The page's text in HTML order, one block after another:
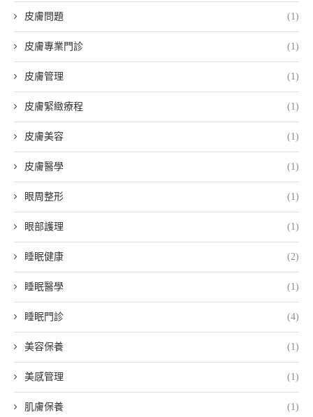
皮膚問題 (1)
皮膚專業門診 (1)
皮膚管理 (1)
皮膚緊緻療程 (1)
皮膚美容 (1)
皮膚醫學 (1)
眼周整形 (1)
眼部護理 (1)
睡眠健康 (2)
睡眠醫學 (1)
睡眠門診 (4)
美容保養 (1)
美感管理 (1)
肌膚保養 (1)